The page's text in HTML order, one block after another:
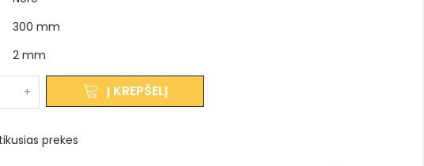
300 mm
2 mm
+ Į KREPŠELĮ
prekes